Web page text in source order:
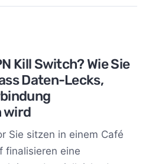
Kill Switch? Wie Sie
Daten-Lecks,
wird
Sie sitzen in einem Café
finalisieren eine